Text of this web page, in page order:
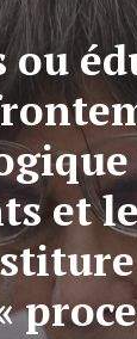
ou
et